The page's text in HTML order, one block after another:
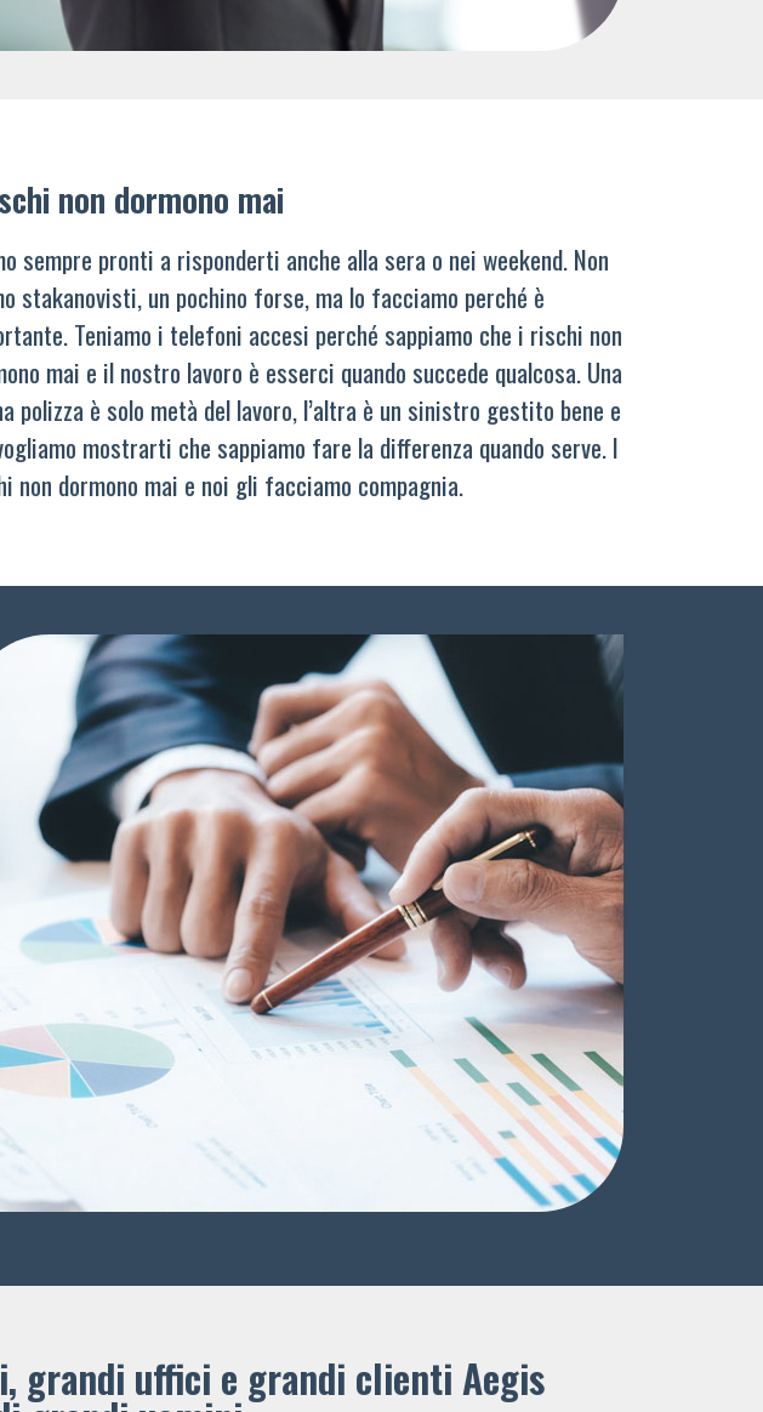
non dormono mai
sempre pronti a risponderti anche alla sera o nei weekend. Non
stakanovisti, un pochino forse, ma lo facciamo perché è
Teniamo i telefoni accesi perché sappiamo che i rischi non
mai e il nostro lavoro è esserci quando succede qualcosa. Una
polizza è solo metà del lavoro, l’altra è un sinistro gestito bene e
mostrarti che sappiamo fare la differenza quando serve. I
non dormono mai e noi gli facciamo compagnia.
grandi uffici e grandi clienti ​Aegis